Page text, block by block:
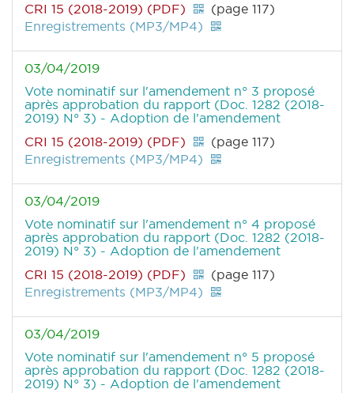
CRI 15 (2018-2019) (PDF)
(page 117)
Enregistrements (MP3/MP4)
03/04/2019
Vote nominatif sur l'amendement n° 3 proposé
après approbation du rapport (Doc. 1282 (2018-
2019) N° 3) - Adoption de l'amendement
CRI 15 (2018-2019) (PDF)
(page 117)
Enregistrements (MP3/MP4)
03/04/2019
Vote nominatif sur l'amendement n° 4 proposé
après approbation du rapport (Doc. 1282 (2018-
2019) N° 3) - Adoption de l'amendement
CRI 15 (2018-2019) (PDF)
(page 117)
Enregistrements (MP3/MP4)
03/04/2019
Vote nominatif sur l'amendement n° 5 proposé
après approbation du rapport (Doc. 1282 (2018-
2019) N° 3) - Adoption de l'amendement